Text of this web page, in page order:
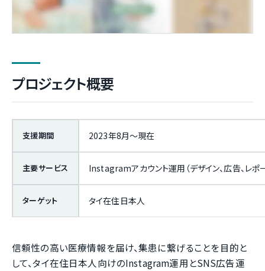
プロジェクト概要
支援期間 2023年8月〜現在
主要サービス Instagramアカウント運用（デザイン、広告、レポ
ターゲット タイ在住日本人
信頼性の高い医療情報を届け、集患に繋げることを目的と
して、タイ在住日本人向けのInstagram運用とSNS広告運